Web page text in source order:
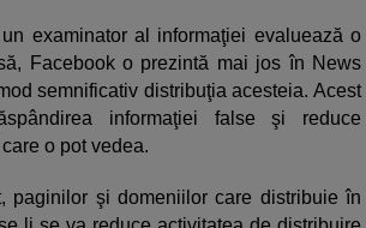
examinator al informaţiei evaluează o
Facebook o prezintă mai jos în News
semnificativ distribuţia acesteia. Acest
informaţiei false şi reduce
o pot vedea.
paginilor şi domeniilor care distribuie în